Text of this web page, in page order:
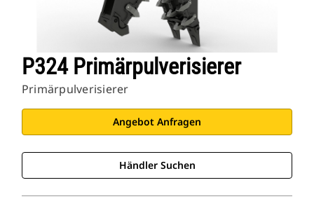
P324 Primärpulverisierer
Primärpulverisierer
Angebot Anfragen
Händler Suchen